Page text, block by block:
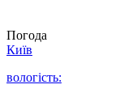
Погода
Київ
вологість: